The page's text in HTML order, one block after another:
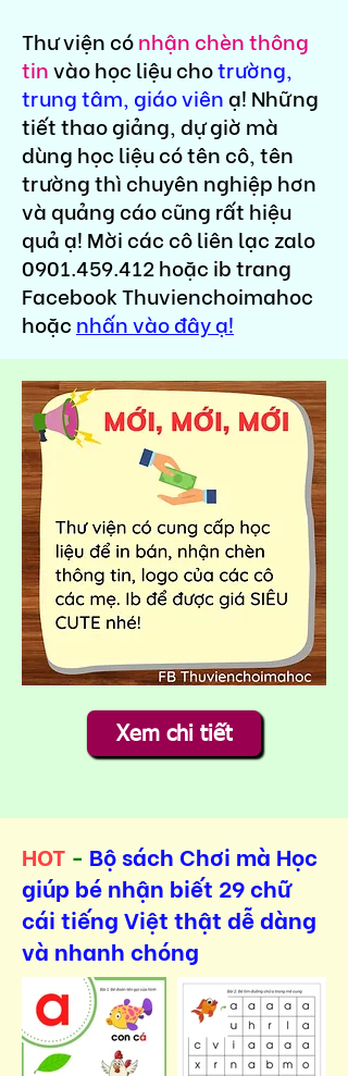
Thư viện cónhận chèn thông
tinvào học liệu chotrường,
trung tâm, giáo viênạ! Những
tiết thao giảng, dự giờ mà
dùng học liệu có tên cô, tên
trường thì chuyên nghiệp hơn
và quảng cáo cũng rất hiệu
quả ạ! Mời các cô liên lạc zalo
0901.459.412hoặc ib trang
Facebook Thuvienchoimahoc
hoặc nhấn vào đây ạ!
Xem chi tiết
HOT - Bộ sách Chơi mà Học
giúp bé nhận biết 29 chữ
cái tiếng Việt thật dễ dàng
và nhanh chóng